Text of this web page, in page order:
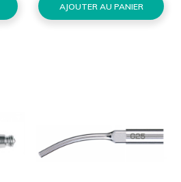
AJOUTER AU PANIER